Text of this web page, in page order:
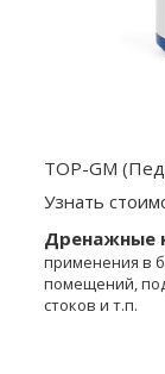
TOP-GM
Узнать
Дренажные
применения в
помещений,
стоков и т.п.